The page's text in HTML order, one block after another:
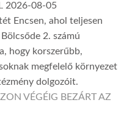
2026-08-05
Encsen, ahol teljesen
2. számú
hogy korszerűbb,
megfelelő környezet
dolgozóit.
VÉGÉIG BEZÁRT AZ